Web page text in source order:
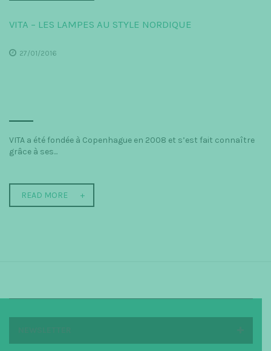
VITA – LES LAMPES AU STYLE NORDIQUE
27/01/2016
VITA a été fondée à Copenhague en 2008 et s’est fait connaître
grâce à ses...
READ MORE